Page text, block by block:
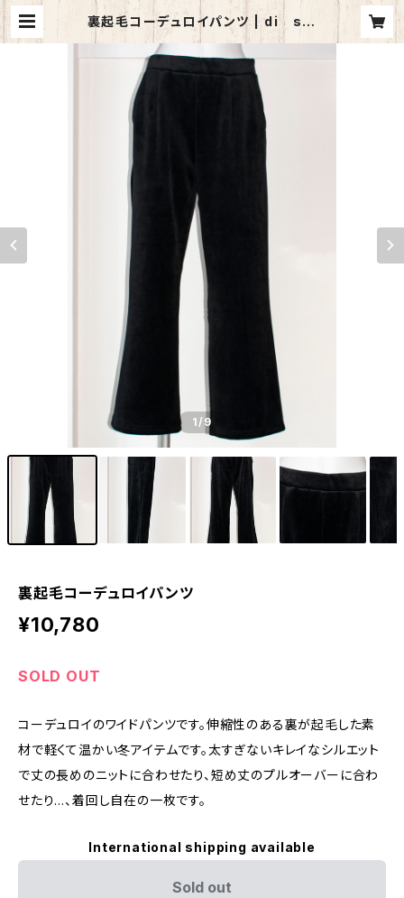
裏起毛コーデュロイパンツ | di sol
ito
1/9
裏起毛コーデュロイパンツ
¥10,780
SOLD OUT
コーデュロイのワイドパンツです。伸縮性のある裏が起毛した素
材で軽くて温かい冬アイテムです。太すぎないキレイなシルエット
で丈の長めのニットに合わせたり、短め丈のプルオーバーに合わ
せたり…、着回し自在の一枚です。
International shipping available
Sold out